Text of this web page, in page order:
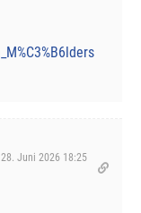
28. Juni 2026 18:25